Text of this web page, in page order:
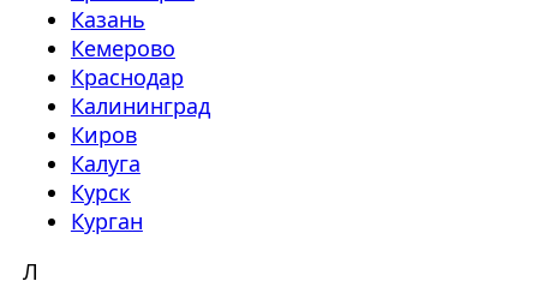
Казань
Кемерово
Краснодар
Калининград
Киров
Калуга
Курск
Курган
Л